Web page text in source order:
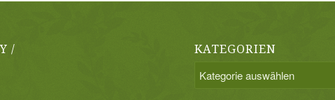
/
KATEGORIEN
Kategorien